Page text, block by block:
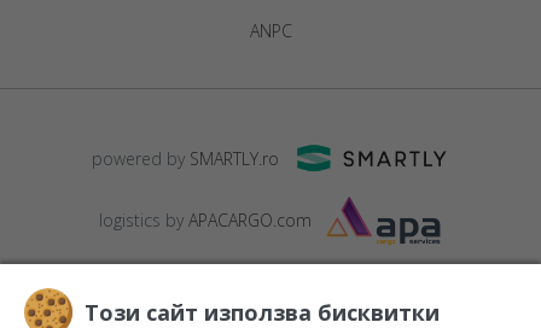
ANPC
powered by SMARTLY.ro
logistics by APACARGO.com
Този сайт използва бисквитки